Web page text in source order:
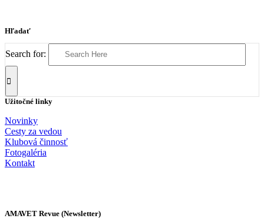
Hľadať
Search for:
Užitočné linky
Novinky
Cesty za vedou
Klubová činnosť
Fotogaléria
Kontakt
AMAVET Revue (Newsletter)